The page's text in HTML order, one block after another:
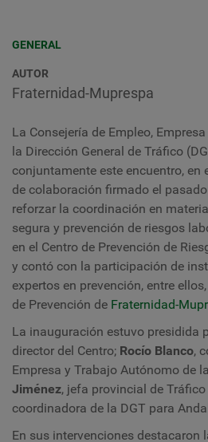
GENERAL
AUTOR
Fraternidad-Muprespa
La Consejería de Empleo,
la Dirección General de Tráfico
conjuntamente este encuentro, en
de colaboración firmado el
reforzar la coordinación en
segura y prevención de riesgos
en el Centro de Prevención de
y contó con la participación de
expertos en prevención, entre
de Prevención de Fraternidad-
La inauguración estuvo presidida
director del Centro; Rocío Blanco,
Empresa y Trabajo Autónomo de
Jiménez, jefa provincial de
coordinadora de la DGT para
En sus intervenciones